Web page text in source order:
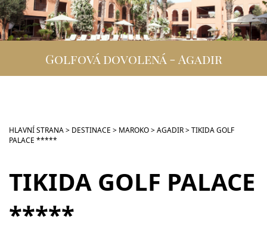
GOLFOVÁ DOVOLENÁ
SKUPINOVÉ ZÁJEZDY
INFOGolfová dovolená - Agadir
HLAVNÍ STRANA> DESTINACE > MAROKO>AGADIR>TIKIDA GOLF
PALACE *****
TIKIDA GOLF PALACE
*****